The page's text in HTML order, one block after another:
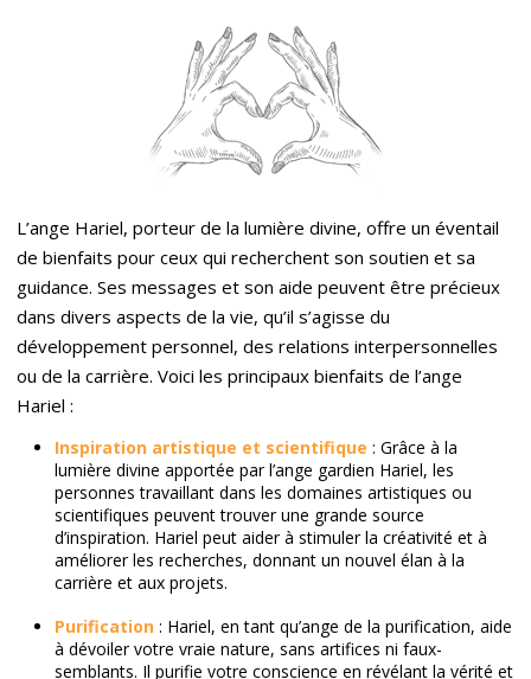
L’ange Hariel, porteur de la lumière divine, offre un éventail
de bienfaits pour ceux qui recherchent son soutien et sa
guidance. Ses messages et son aide peuvent être précieux
dans divers aspects de la vie, qu’il s’agisse du
développement personnel, des relations interpersonnelles
ou de la carrière. Voici les principaux bienfaits de l’ange
Hariel :
Inspiration artistique et scientifique : Grâce à la
lumière divine apportée par l’ange gardien Hariel, les
personnes travaillant dans les domaines artistiques ou
scientifiques peuvent trouver une grande source
d’inspiration. Hariel peut aider à stimuler la créativité et à
améliorer les recherches, donnant un nouvel élan à la
carrière et aux projets.
Purification : Hariel, en tant qu’ange de la purification, aide
à dévoiler votre vraie nature, sans artifices ni faux-
semblants. Il purifie votre conscience en révélant la vérité et